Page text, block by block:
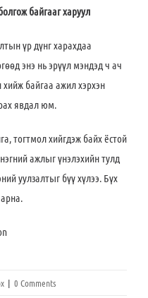
байгааг харуул
үр дүнг харахдаа
энэ нь эрүүл мэндэд ч ач
байгаа ажил хэрхэн
явдал юм.
тогтмол хийгдэж байх ёстой
ажлыг үнэлэхийн тулд
уулзалтыг бүү хүлээ. Бүх
| 0 Comments